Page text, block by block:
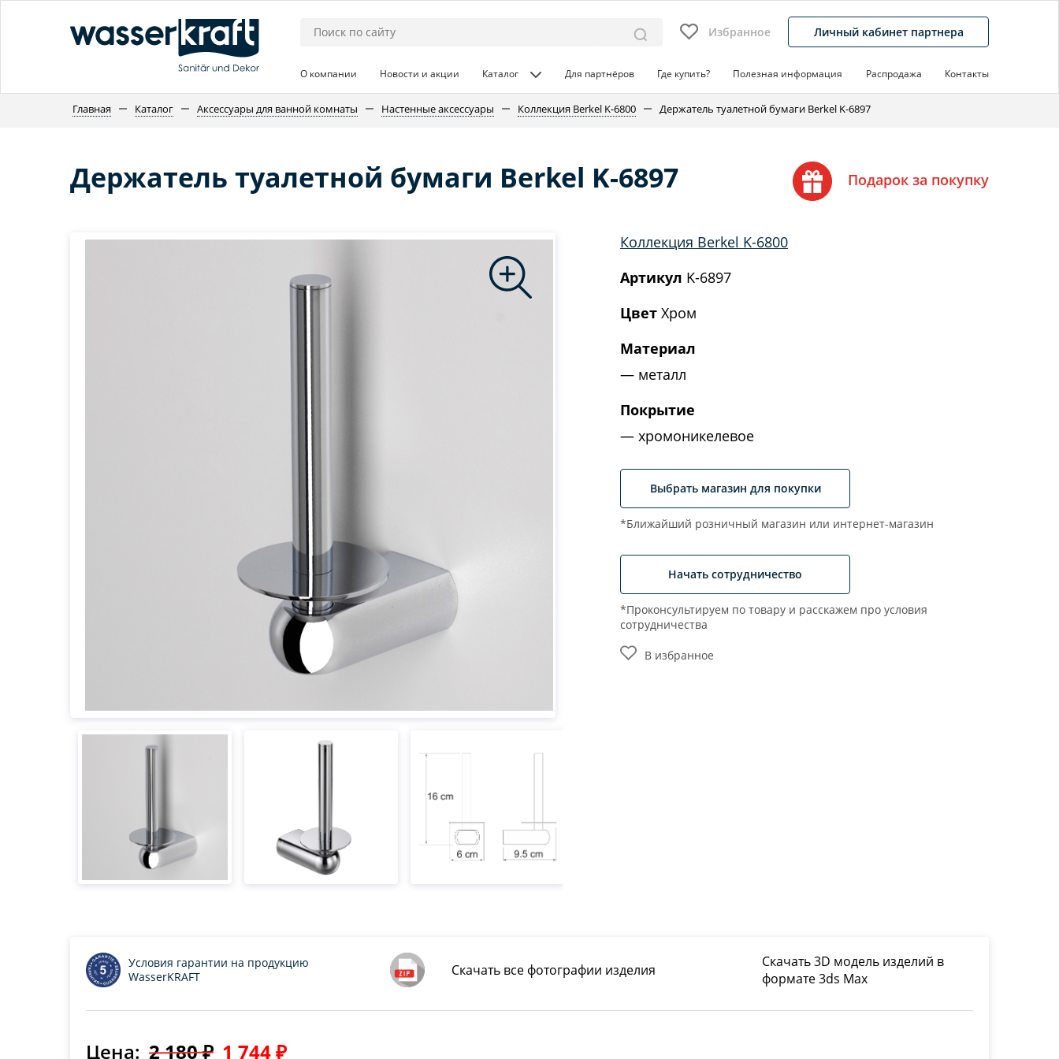
Избранное Личный кабинет партнера
О компании Новости и акции Каталог Для партнёров Где купить? Полезная информация Распродажа Контакты
Главная Каталог Аксессуары для ванной комнаты Настенные аксессуары Коллекция Berkel K-6800 Держатель туалетной бумаги Berkel K-6897
Держатель туалетной бумаги Berkel K-6897 Подарок за покупку
Коллекция Berkel K-6800
Артикул K-6897
Цвет Хром
Материал
металл
Покрытие
хромоникелевое
Выбрать магазин для покупки
*Ближайший розничный магазин или интернет-магазин
Начать сотрудничество
*Проконсультируем по товару и расскажем про условия
сотрудничества
В избранное
Скачать все фотографии изделия
Скачать 3D модель изделий в
формате 3ds Max
Условия гарантии на продукцию
WasserKRAFT
Цена: 2 180 ₽ 1 744 ₽